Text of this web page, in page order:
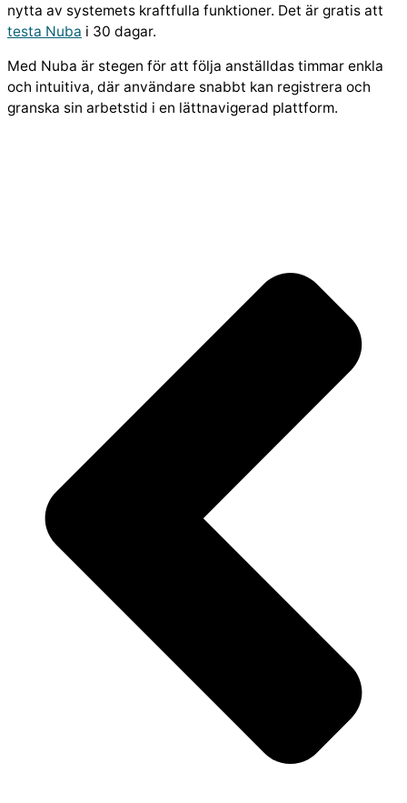
nytta av systemets kraftfulla funktioner. Det är gratis att
testa Nuba i 30 dagar.
Med Nuba är stegen för att följa anställdas timmar enkla
och intuitiva, där användare snabbt kan registrera och
granska sin arbetstid i en lättnavigerad plattform.